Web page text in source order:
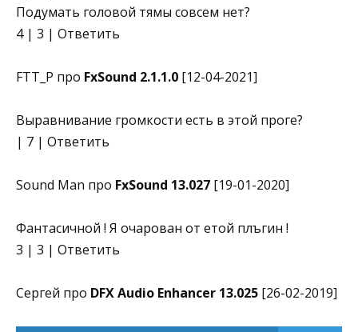
Подумать головой тямы совсем нет?
4 | 3 | Ответить
FTT_P про FxSound 2.1.1.0 [12-04-2021]
Выравнивание громкости есть в этой проге?
| 7 | Ответить
Sound Man про FxSound 13.027 [19-01-2020]
Фантасичной ! Я очарован от етой плъгин !
3 | 3 | Ответить
Сергей про DFX Audio Enhancer 13.025 [26-02-2019]